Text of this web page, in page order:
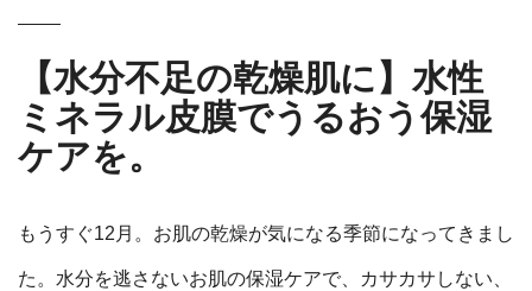
【水分不足の乾燥肌に】水性
ミネラル皮膜でうるおう保湿
ケアを。
もうすぐ12月。お肌の乾燥が気になる季節になってきまし
た。 水分を逃さないお肌の保湿ケアで、カサカサしない、